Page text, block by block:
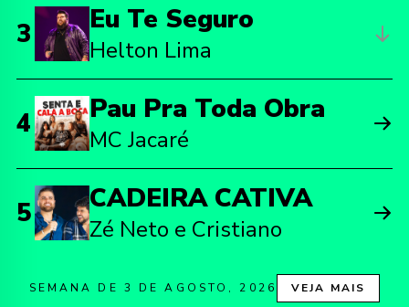
3 Eu Te Seguro
Helton Lima
4 Pau Pra Toda Obra
MC Jacaré
5 CADEIRA CATIVA
Zé Neto e Cristiano
SEMANA DE 3 DE AGOSTO, 2026 VEJA MAIS